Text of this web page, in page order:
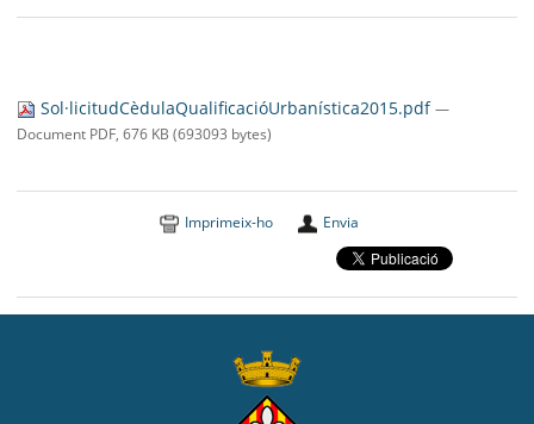
Sol·licitudCèdulaQualificacióUrbanística2015.pdf—
Document PDF, 676 KB (693093 bytes)
Imprimeix-ho Envia